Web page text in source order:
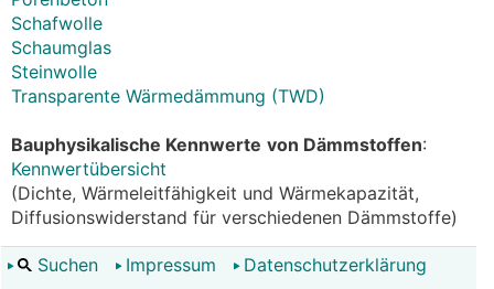
Schafwolle
Schaumglas
Steinwolle
Transparente Wärmedämmung (TWD)
Bauphysikalische Kennwerte von Dämmstoffen:
Kennwertübersicht
(Dichte, Wärmeleitfähigkeit und Wärmekapazität,
Diffusionswiderstand für verschiedenen Dämmstoffe)
Suchen Impressum Datenschutzerklärung